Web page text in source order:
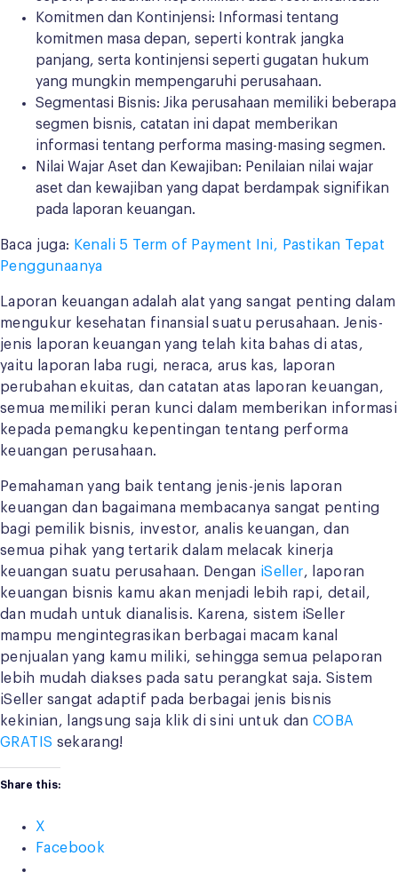
Komitmen dan Kontinjensi: Informasi tentang
komitmen masa depan, seperti kontrak jangka
panjang, serta kontinjensi seperti gugatan hukum
yang mungkin mempengaruhi perusahaan.
Segmentasi Bisnis: Jika perusahaan memiliki beberapa
segmen bisnis, catatan ini dapat memberikan
informasi tentang performa masing-masing segmen.
Nilai Wajar Aset dan Kewajiban: Penilaian nilai wajar
aset dan kewajiban yang dapat berdampak signifikan
pada laporan keuangan.
Baca juga: Kenali 5 Term of Payment Ini, Pastikan Tepat
Penggunaanya
Laporan keuangan adalah alat yang sangat penting dalam
mengukur kesehatan finansial suatu perusahaan. Jenis-
jenis laporan keuangan yang telah kita bahas di atas,
yaitu laporan laba rugi, neraca, arus kas, laporan
perubahan ekuitas, dan catatan atas laporan keuangan,
semua memiliki peran kunci dalam memberikan informasi
kepada pemangku kepentingan tentang performa
keuangan perusahaan.
Pemahaman yang baik tentang jenis-jenis laporan
keuangan dan bagaimana membacanya sangat penting
bagi pemilik bisnis, investor, analis keuangan, dan
semua pihak yang tertarik dalam melacak kinerja
keuangan suatu perusahaan. Dengan iSeller, laporan
keuangan bisnis kamu akan menjadi lebih rapi, detail,
dan mudah untuk dianalisis. Karena, sistem iSeller
mampu mengintegrasikan berbagai macam kanal
penjualan yang kamu miliki, sehingga semua pelaporan
lebih mudah diakses pada satu perangkat saja. Sistem
iSeller sangat adaptif pada berbagai jenis bisnis
kekinian, langsung saja klik di sini untuk danCOBA
GRATIS sekarang!
Share this:
X
Facebook